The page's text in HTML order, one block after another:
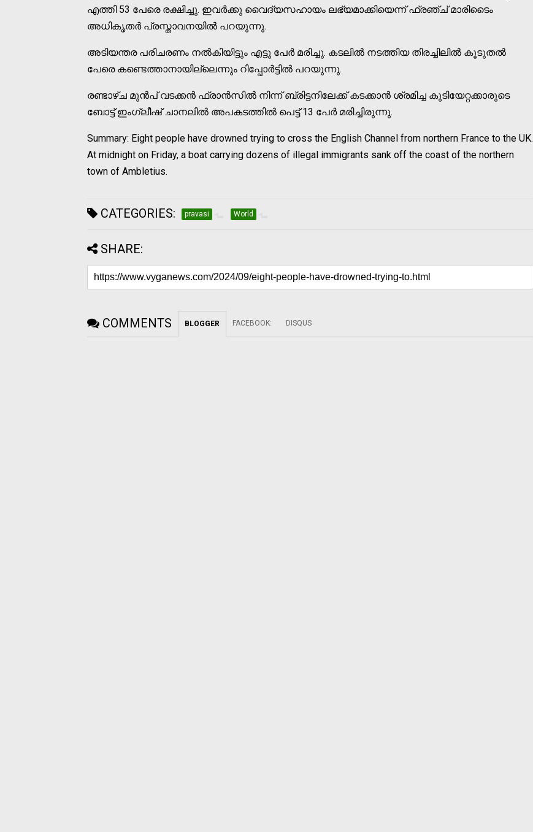
എത്തി 53 പേരെ രക്ഷിച്ചു. ഇവര്‍ക്കു വൈദ്യസഹായം ലഭ്യമാക്കിയെന്ന് ഫ്രഞ്ച് മാരിടൈം
അധികൃതര്‍ പ്രസ്താവനയില്‍ പറയുന്നു.
അടിയന്തര പരിചരണം നല്‍കിയിട്ടും എട്ടു പേര്‍ മരിച്ചു. കടലില്‍ നടത്തിയ തിരച്ചിലില്‍ കൂടുതല്‍
പേരെ കണ്ടെത്താനായില്ലെന്നും റിപ്പോര്‍ട്ടില്‍ പറയുന്നു.
രണ്ടാഴ്ച മുന്‍പ് വടക്കന്‍ ഫ്രാന്‍സില്‍ നിന്ന് ബ്രിട്ടനിലേക്ക് കടക്കാന്‍ ശ്രമിച്ച കുടിയേറ്റക്കാരുടെ
ബോട്ട് ഇംഗ്ലീഷ് ചാനലില്‍ അപകടത്തില്‍ പെട്ട് 13 പേര്‍ മരിച്ചിരുന്നു.
Summary: Eight people have drowned trying to cross the English Channel from northern France to the UK.
At midnight on Friday, a boat carrying dozens of illegal immigrants sank off the coast of the northern
town of Ambletius.
CATEGORIES: pravasi World
SHARE:
COMMENTS BLOGGER FACEBOOK: DISQUS